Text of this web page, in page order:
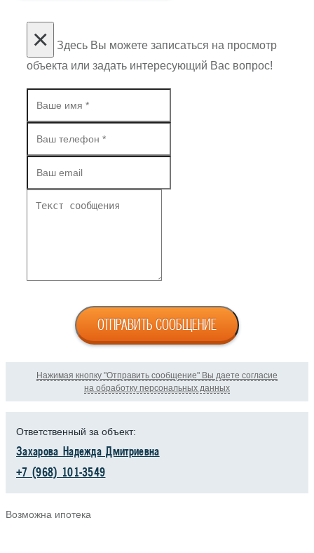
×
Здесь Вы можете записаться на просмотр
объекта или задать интересующий Вас вопрос!
ОТПРАВИТЬ СООБЩЕНИЕ
Нажимая кнопку "Отправить сообщение" Вы даете согласие
на обработку персональных данных
Ответственный за объект:
Захарова Надежда Дмитриевна
+7 (968) 101-3549
Возможна ипотека